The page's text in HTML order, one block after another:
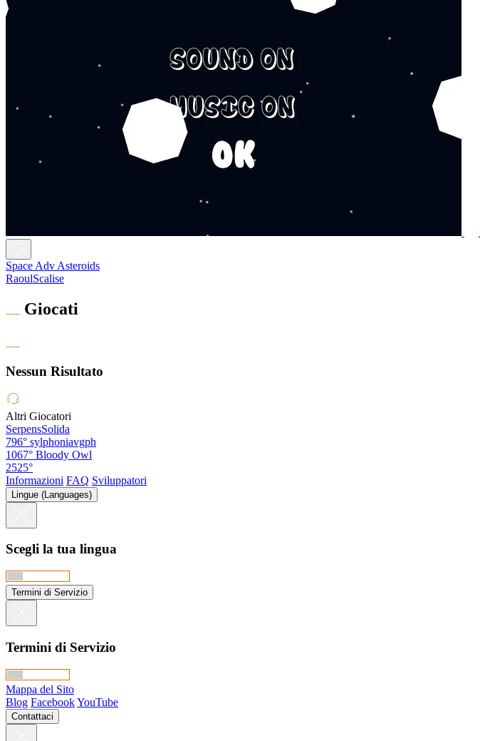
Space Adv Asteroids
RaoulScalise
Giocati
Nessun Risultato
Altri Giocatori
SerpensSolida
796° sylphoniavgph
1067° Bloody Owl
2525°
Informazioni FAQ Sviluppatori
Lingue (Languages)
Scegli la tua lingua
Termini di Servizio
Termini di Servizio
Mappa del Sito
Blog FacebookYouTube
Contattaci